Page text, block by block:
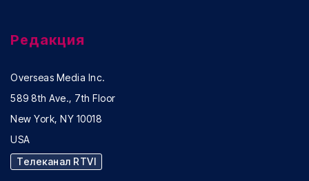
Редакция
Overseas Media Inc.
589 8th Ave., 7th Floor
New York, NY 10018
USA
Телеканал RTVI